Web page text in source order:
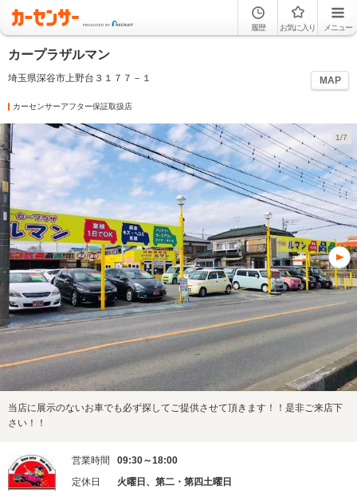
履歴 お気に入り メニュー
カープラザルマン
埼玉県深谷市上野台３１７７－１ MAP
カーセンサーアフター保証取扱店
1/7
当店に展示のないお車でも必ず探してご提供させて頂きます！！是非ご来店下
さい！！
営業時間
09:30～18:00
定休日
火曜日、第二・第四土曜日